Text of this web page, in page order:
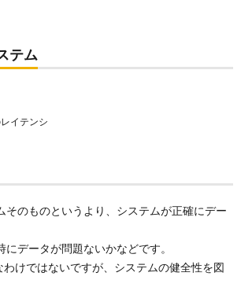
テム
イテンシ
そのものというより、システムが正確にデー
データが問題ないかなどです。
わけではないですが、システムの健全性を図